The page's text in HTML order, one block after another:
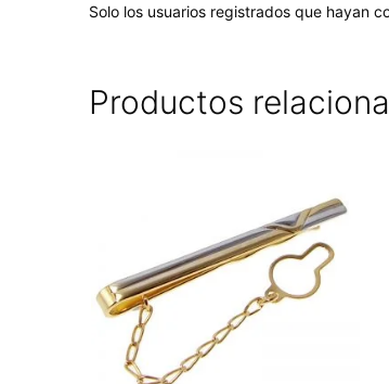
Solo los usuarios registrados que hayan
Productos